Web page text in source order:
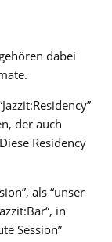
dabei
der auch
Residency
als “unser
in
Session”